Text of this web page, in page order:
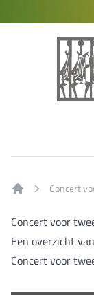
Concert
Concert voor
Een overzicht
Concert voor